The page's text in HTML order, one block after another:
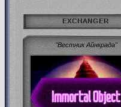
EXCHANGER
"Вестник Айнкрада"